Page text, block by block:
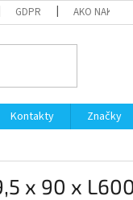
GDPR AKO
Kontakty
Značky
x 90 x